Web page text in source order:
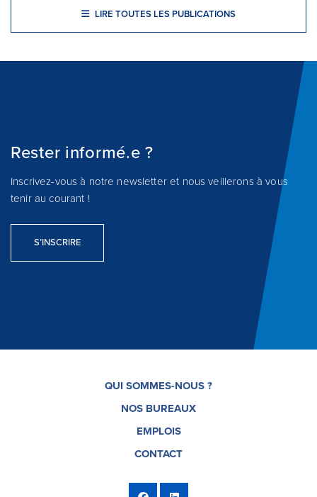
LIRE TOUTES LES PUBLICATIONS
Rester informé.e ?
Inscrivez-vous à notre newsletter et nous veillerons à vous
tenir au courant !
S’INSCRIRE
QUI SOMMES-NOUS ?
NOS BUREAUX
EMPLOIS
CONTACT